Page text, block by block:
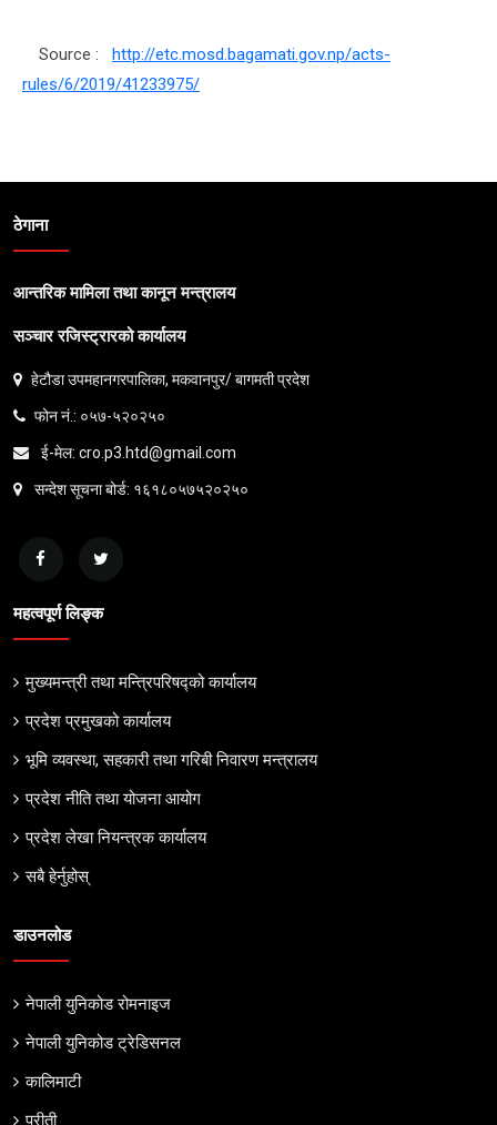
Source : http://etc.mosd.bagamati.gov.np/acts-
rules/6/2019/41233975/
ठेगाना
आन्तरिक मामिला तथा कानून मन्त्रालय
सञ्चार रजिस्ट्रारको कार्यालय
हेटौडा उपमहानगरपालिका, मकवानपुर/ बागमती प्रदेश
फोन नं.: ०५७-५२०२५०
ई-मेल: cro.p3.htd@gmail.com
सन्देश सूचना बोर्ड: १६१८०५७५२०२५०
महत्वपूर्ण लिङ्क
मुख्यमन्त्री तथा मन्त्रिपरिषद्को कार्यालय
प्रदेश प्रमुखको कार्यालय
भूमि व्यवस्था, सहकारी तथा गरिबी निवारण मन्त्रालय
प्रदेश नीति तथा योजना आयोग
प्रदेश लेखा नियन्त्रक कार्यालय
सबै हेर्नुहोस्
डाउनलोड
नेपाली युनिकोड रोमनाइज
नेपाली युनिकोड ट्रेडिसनल
कालिमाटी
प्रीती